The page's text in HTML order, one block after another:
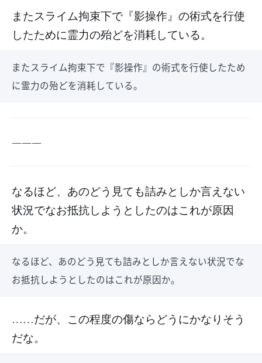
またスライム拘束下で『影操作』の術式を行使
したために霊力の殆どを消耗している。
またスライム拘束下で『影操作』の術式を行使したため
に霊力の殆どを消耗している。
―――
なるほど、あのどう見ても詰みとしか言えない
状況でなお抵抗しようとしたのはこれが原因
か。
なるほど、あのどう見ても詰みとしか言えない状況でな
お抵抗しようとしたのはこれが原因か。
……だが、この程度の傷ならどうにかなりそう
だな。